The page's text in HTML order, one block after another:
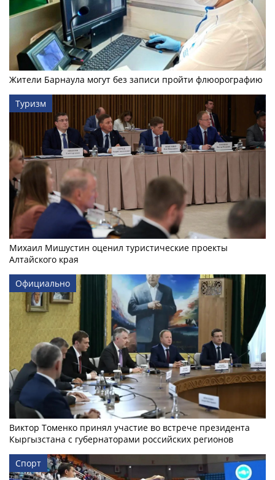
Жители Барнаула могут без записи пройти флюорографию
Туризм
Михаил Мишустин оценил туристические проекты
Алтайского края
Официально
Виктор Томенко принял участие во встрече президента
Кыргызстана с губернаторами российских регионов
Спорт